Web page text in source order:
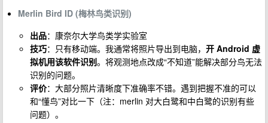
Merlin Bird ID (梅林鸟类识别)
出品：康奈尔大学鸟类学实验室
技巧：只有移动端。我通常将照片导出到电脑， 开 Android 虚
拟机用该软件识别。将观测地点改成“不知道”能解决部分鸟无法
识别的问题。
评价：大部分照片清晰度下准确率不错。遇到把握不准的可以
和“懂鸟”对比一下（注：merlin 对大白鹭和中白鹭的识别有些
问题）。